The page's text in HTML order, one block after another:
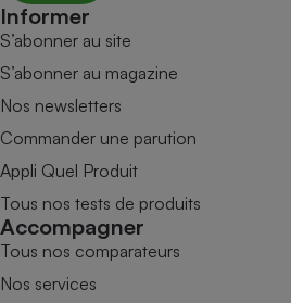
Informer
S’abonner au site
S’abonner au magazine
Nos newsletters
Commander une parution
Appli Quel Produit
Tous nos tests de produits
Accompagner
Tous nos comparateurs
Nos services